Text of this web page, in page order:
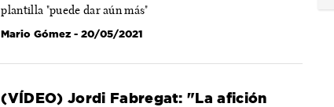
plantilla "puede dar aún más"
Mario Gómez - 20/05/2021
(VÍDEO) Jordi Fabregat: "La afición